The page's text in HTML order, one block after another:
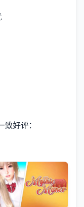
好评：